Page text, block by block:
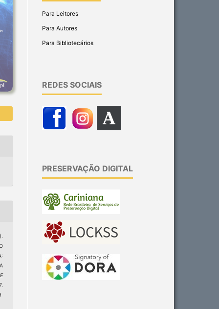
Para Leitores
Para Autores
Para Bibliotecários
REDES SOCIAIS
PRESERVAÇÃO DIGITAL